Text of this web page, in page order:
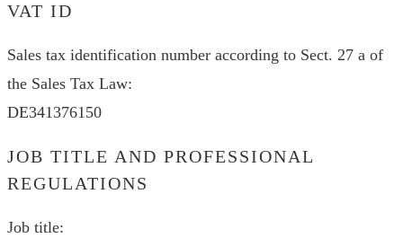
VAT ID
Sales tax identification number according to Sect. 27 a of
the Sales Tax Law:
DE341376150
JOB TITLE AND PROFESSIONAL
REGULATIONS
Job title: